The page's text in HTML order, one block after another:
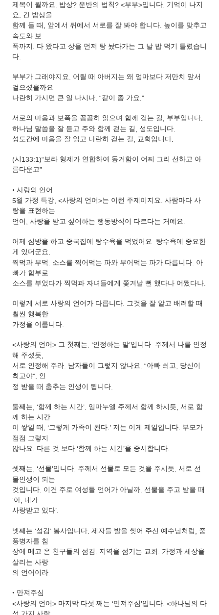
제목이 뭘까요 밥상? 운반의 법칙? <부부>입니다 기억이 나지
요. 긴 밥상을
함께 들 때 , 앞에서 뒤에서 서로를 잘 봐야 합니다. 높이를 맞추고
속도와 보
폭까지
다 왔다고 상을 먼저 탕 놨다가는 그 날 밥 먹기 틀렸습니
다.
부부가 그래야지요. 어릴 때 아버지는 왜 엄마보다 저만치 앞서
걸으셨을까요
나란히 가시면 큰 일 나시나. “같이 좀 가요.”
서로의 마음과 보폭을 꼼꼼히 읽으며 함께 걷는 길 , 부부입니다.
하나님 말씀을 잘 듣고 주와 함께 걷는 길 성도입니다
성도간에 마음을 잘 읽고 나란히 걷는 길 교회입니다
(시 133:1)“보라 형제가 연합하여 동거함이 어찌 그리 선하고 아
름다운고”
• 사랑의 언어
5월 가정 특강, <사랑의 언어 >는 이런 주제이지요. 사람마다 사
랑을 표현하는
언어
사랑을 받고 싶어하는 행동방식이 다르다는 거예요
어제 심방을 하고 중국집에 탕수육을 먹었어요. 탕수육에 중요한
게 있더군요.
찍먹과 부먹 소스를 찍어먹는 파와 부어먹는 파가 다릅니다 아
빠가 함부로
소스를 부었다가 찍먹파 자녀들에게 쫓겨날 뻔 했다나 어쨌다나.
이렇게 서로 사랑의 언어가 다릅니다. 그것을 잘 알고 배려할 때
훨씬 행복한
가정을 이룹니다.
<사랑의 언어 > 그 첫째는, ‘인정하는 말’입니다. 주께서 나를 인정
해 주셨듯
서로 인정해 주라. 남자들이 그렇지 않나요. “아빠 최고, 당신이
최고야”. 인
정 받을 때 춤추는 인생이 됩니다
둘째는 , ‘함께 하는 시간’. 임마누엘 주께서 함께 하시듯 서로 함
께 하는 시간
이 쌓일 때 , ‘그렇게 가족이 된다.’ 저는 이게 제일입니다. 부모가
점점 그렇지
않나요. 다른 것 보다 ‘함께 하는 시간’을 중시합니다.
셋째는, ‘선물’입니다. 주께서 선물로 모든 것을 주시듯, 서로 선
물인생이 되는
것입니다 이건 주로 여성들 언어가 아닐까 선물을 주고 받을 때
‘아, 내가
사랑받고 있다’.
넷째는 ‘섬김 ’ 봉사입니다 제자들 발을 씻어 주신 예수님처럼
중
풍병자를 침
상에 메고 온 친구들의 섬김 . 지역을 섬기는 교회 . 가정과 세상을
살리는 사랑
의 언어이라.
• 만져주심
<사랑의 언어 > 마지막 다섯 째는 ‘만져주심 ’입니다 . <하나님의 다